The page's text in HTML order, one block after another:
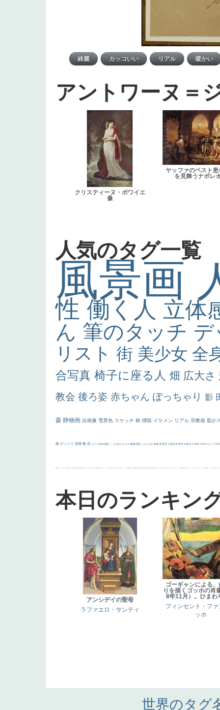
アントワーヌ＝
クリスティーヌ・ボワイエ
像
ヤッファのペスト患
を見舞うナポレ
人気のタグ一覧
風景画
性 働く人 立体
ん 筆のタッチ
リスト 街 美少女 全
合写真 椅子に座る人 畑 広大さ
教会 後ろ姿 赤ちゃん ぽっちゃり 影
森 静物画 自画像 雪景色 スケッチ 林 掃除 イケメン リアル 宗教画 肌が
厳 びっくり 花畑 橋 花 カメラ目線 補色 こっち見んな キス 庭園 部屋 こんにちわ 素描 塔 青空 工場 巨木 青年 太陽 壮大 着衣 古代ギリシア 日
画質 last ヴィーナス 剣 白人少女 食事中 山本芳翠 麦 alciato ハーレム 女神 ローマ教皇 奥行き 火起こし シスター 東方の三博士 114514 かっこいい 受胎告知 天から覗き込む顔 設計図 挿絵 群衆 親子 裸婦 可愛い ピサロ ＃名画で学ぶ「たるみ」 ニーソックス 躍動感 黄色 こわい コート 畦道 レンブラント・ sekkusu 暖かい バブみ 靴下 ショッ
本日のランキン
アンシデイの聖母
ラファエロ・サンティ
ゴーギャンによる、
りを描くゴッホの肖
8年11月）。ひまわ
フィンセント・ファ
ッホ
世界のタグ